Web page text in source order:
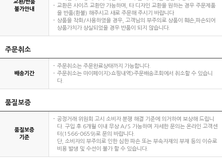
교환/반품
불가안내
교환은 사이즈 교환만 가능하며, 타 디자인 교환을 원하는 경우 주문제품
을 반품(환불) 해주시고 새로 주문해 주시기 바랍니다
상품을 착화/사용하였을 경우, 고객님의 부주의로 상품이 훼손,파손되어
상품가치가 상실되었을 경우 반품이 되지 않습니다.
주문취소
배송기간
주문취소는 주문완료상태까지 가능합니다.
주문취소는 마이페이지>쇼핑내역>주문배송조회에서 취소할 수 있습니
다.
품질보증
품질보증
기준
공정거래 위원회 고시 소비자 분쟁 해결 기준에 의거하여 보상해 드립니
다. 구입 후 6개월 이내 무상 A/S 가능하며 자세한 문의는 온라인 고객센
터(1566-0659)로 문의 바랍니다.
단, 소비자의 부주의로 인한 심한 파손 또는 부속자재의 부재 등의 이슈로
비용 발생 및 수선이 불가 할 수 있습니다.